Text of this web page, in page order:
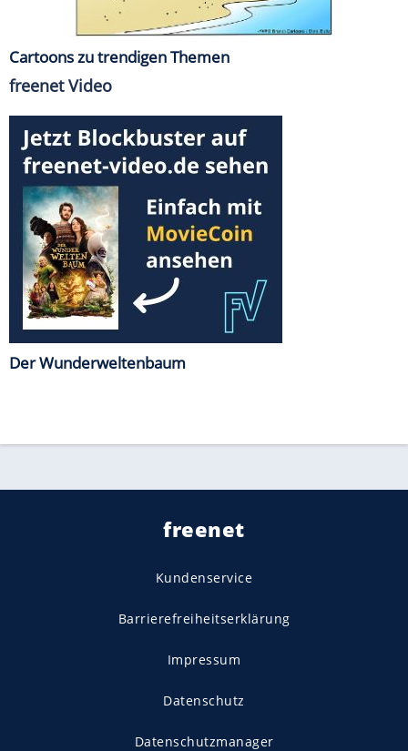
Cartoons zu trendigen Themen
freenet Video
Der Wunderweltenbaum
freenet
Kundenservice
Barrierefreiheitserklärung
Impressum
Datenschutz
Datenschutzmanager